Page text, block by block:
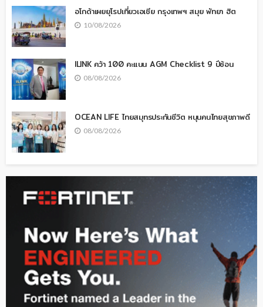
อโกด้าเผยยุโรปเที่ยวเอเชีย กรุงเทพฯ สมุย พัทยา ฮิต
10/08/2026
ILINK คว้า 100 คะแนน AGM Checklist 9 ปีซ้อน
08/08/2026
OCEAN LIFE ไทยสมุทรประกันชีวิต หนุนคนไทยสุขภาพดี
08/08/2026